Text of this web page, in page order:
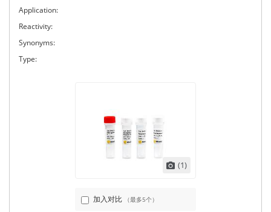
Application:
Reactivity:
Synonyms:
Type:
(1)
加入对比 （最多5个）